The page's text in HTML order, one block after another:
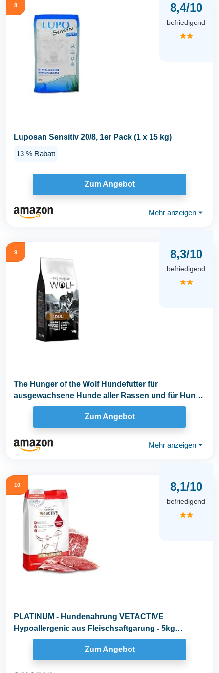
8 8,4/10
befriedigend
★★
Luposan Sensitiv 20/8, 1er Pack (1 x 15 kg)
13 % Rabatt
Zum Angebot
Mehr anzeigen ⏷
9 8,3/10
befriedigend
★★
The Hunger of the Wolf Hundefutter für
ausgewachsene Hunde aller Rassen und für Hunde
Zum Angebot
Mehr anzeigen ⏷
10 8,1/10
befriedigend
★★
PLATINUM - Hundenahrung VETACTIVE
Hypoallergenic aus Fleischsaftgarung - 5kg
Hundefutter trocken...
Zum Angebot